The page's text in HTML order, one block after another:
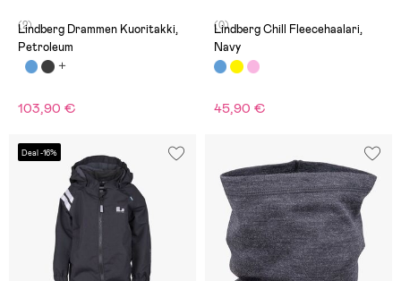
(2)
Lindberg Drammen Kuoritakki,
Petroleum
103,90 €
(0)
Lindberg Chill Fleecehaalari,
Navy
45,90 €
Deal -16%